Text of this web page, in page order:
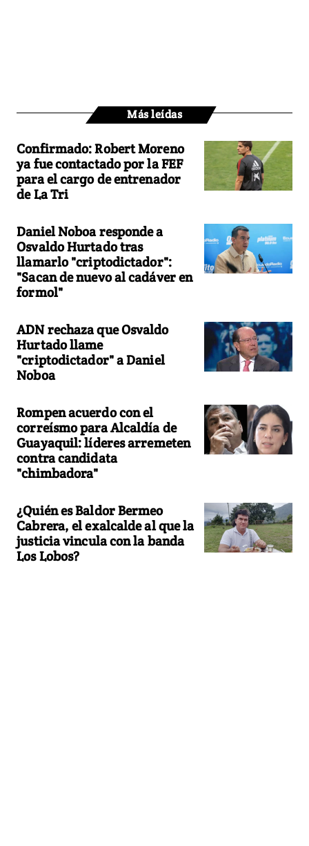
Más leídas
Confirmado: Robert Moreno
ya fue contactado por la FEF
para el cargo de entrenador
de La Tri
Daniel Noboa responde a
Osvaldo Hurtado tras
llamarlo "criptodictador":
"Sacan de nuevo al cadáver en
formol"
ADN rechaza que Osvaldo
Hurtado llame
"criptodictador" a Daniel
Noboa
Rompen acuerdo con el
correísmo para Alcaldía de
Guayaquil: líderes arremeten
contra candidata
"chimbadora"
¿Quién es Baldor Bermeo
Cabrera, el exalcalde al que la
justicia vincula con la banda
Los Lobos?